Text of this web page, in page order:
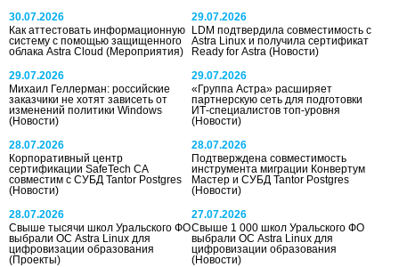
30.07.2026
Как аттестовать информационную
систему с помощью защищенного
облака Astra Cloud (Мероприятия)
29.07.2026
LDM подтвердила совместимость с
Astra Linux и получила сертификат
Ready for Astra(Новости)
29.07.2026
Михаил Геллерман: российские
заказчики не хотят зависеть от
изменений политики Windows
(Новости)
29.07.2026
«Группа Астра» расширяет
партнерскую сеть для подготовки
ИТ-специалистов топ-уровня
(Новости)
28.07.2026
Корпоративный центр
сертификации SafeTech CA
совместим с СУБД Tantor Postgres
(Новости)
28.07.2026
Подтверждена совместимость
инструмента миграции Конвертум
Мастер и СУБД Tantor Postgres
(Новости)
28.07.2026
Свыше тысячи школ Уральского ФО
выбрали ОС Astra Linux для
цифровизации образования
(Проекты)
27.07.2026
Свыше 1 000 школ Уральского ФО
выбрали ОС Astra Linux для
цифровизации образования
(Новости)